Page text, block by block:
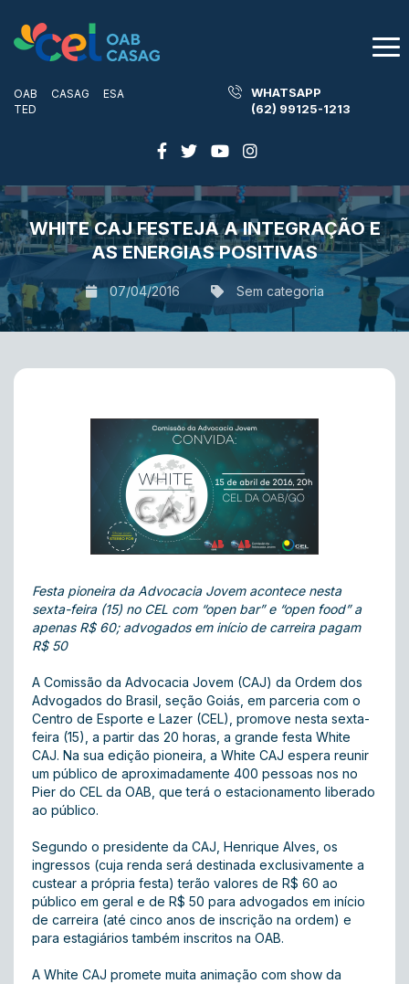
OAB CASAG
ESA
TED
WHATSAPP
(62) 99125-1213
WHITE CAJ FESTEJA A INTEGRAÇÃO E
AS ENERGIAS POSITIVAS
07/04/2016 Sem categoria
Festa pioneira da Advocacia Jovem acontece nesta
sexta-feira (15) no CEL com “open bar” e “open food” a
apenas R$ 60; advogados em início de carreira pagam
R$ 50
A Comissão da Advocacia Jovem (CAJ) da Ordem dos
Advogados do Brasil, seção Goiás, em parceria com o
Centro de Esporte e Lazer (CEL), promove nesta sexta-
feira (15), a partir das 20 horas, a grande festa White
CAJ. Na sua edição pioneira, a White CAJ espera reunir
um público de aproximadamente 400 pessoas nos no
Pier do CEL da OAB, que terá o estacionamento liberado
ao público.
Segundo o presidente da CAJ, Henrique Alves, os
ingressos (cuja renda será destinada exclusivamente a
custear a própria festa) terão valores de R$ 60 ao
público em geral e de R$ 50 para advogados em início
de carreira (até cinco anos de inscrição na ordem) e
para estagiários também inscritos na OAB.
A White CAJ promete muita animação com show da